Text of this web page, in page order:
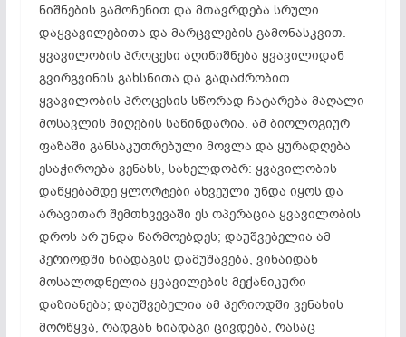
ნიშნების გამოჩენით და მთავრდება სრული
დაყვავილებითა და მარცვლების გამონასკვით.
ყვავილობის პროცესი აღინიშნება ყვავილიდან
გვირგვინის გახსნითა და გადაძრობით.
ყვავილობის პროცესის სწორად ჩატარება მაღალი
მოსავლის მიღების საწინდარია. ამ ბიოლოგიურ
ფაზაში განსაკუთრებული მოვლა და ყურადღება
ესაჭიროება ვენახს, სახელდობრ: ყვავილობის
დაწყებამდე ყლორტები ახვეული უნდა იყოს და
არავითარ შემთხვევაში ეს ოპერაცია ყვავილობის
დროს არ უნდა წარმოებდეს; დაუშვებელია ამ
პერიოდში ნიადაგის დამუშავება, ვინაიდან
მოსალოდნელია ყვავილების მექანიკური
დაზიანება; დაუშვებელია ამ პერიოდში ვენახის
მორწყვა, რადგან ნიადაგი ცივდება, რასაც